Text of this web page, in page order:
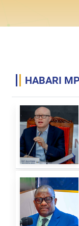
HABARI